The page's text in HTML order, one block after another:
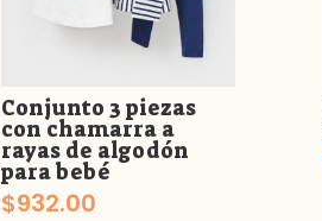
Conjunto 3 piezas
con chamarra a
rayas de algodón
para bebé
$932.00